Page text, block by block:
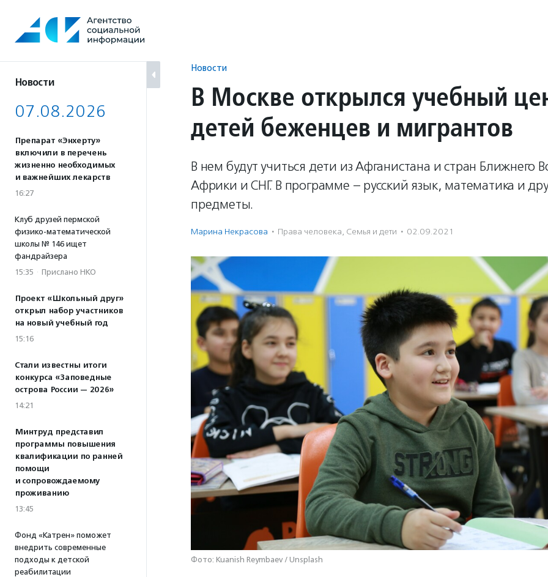
содержанию
Новости
07.08.2026
Препарат «Энхерту»
включили в перечень
жизненно необходимых
и важнейших лекарств
16:27
Клуб друзей пермской
физико-математической
школы № 146 ищет
фандрайзера
15:35 · Прислано НКО
Проект «Школьный друг»
открыл набор участников
на новый учебный год
15:16
Стали известны итоги
конкурса «Заповедные
острова России — 2026»
14:21
Минтруд представил
программы повышения
квалификации по ранней
помощи
и сопровождаемому
проживанию
13:45
Фонд «Катрен» поможет
внедрить современные
подходы к детской
реабилитации
Новости
В Москве открылся учебный
детей беженцев и мигрантов
В нем будут учиться дети из Афганистана и стран Ближнего
Африки и СНГ. В программе – русский язык, математика и
предметы.
Марина Некрасова · Права человека, Семья и дети · 02.09.2021
Фото: Kuanish Reymbaev / Unsplash